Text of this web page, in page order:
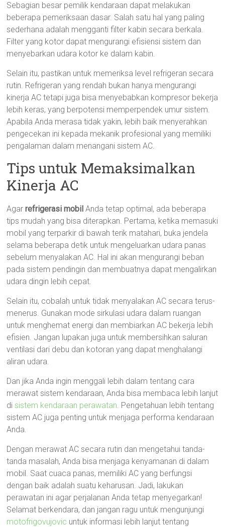
Sebagian besar pemilik kendaraan dapat melakukan
beberapa pemeriksaan dasar. Salah satu hal yang paling
sederhana adalah mengganti filter kabin secara berkala.
Filter yang kotor dapat mengurangi efisiensi sistem dan
menyebarkan udara kotor ke dalam kabin.
Selain itu, pastikan untuk memeriksa level refrigeran secara
rutin. Refrigeran yang rendah bukan hanya mengurangi
kinerja AC tetapi juga bisa menyebabkan kompresor bekerja
lebih keras, yang berpotensi memperpendek umur sistem.
Apabila Anda merasa tidak yakin, lebih baik menyerahkan
pengecekan ini kepada mekanik profesional yang memiliki
pengalaman dalam menangani sistem AC.
Tips untuk Memaksimalkan
Kinerja AC
Agarrefrigerasi mobil Anda tetap optimal, ada beberapa
tips mudah yang bisa diterapkan. Pertama, ketika memasuki
mobil yang terparkir di bawah terik matahari, buka jendela
selama beberapa detik untuk mengeluarkan udara panas
sebelum menyalakan AC. Hal ini akan mengurangi beban
pada sistem pendingin dan membuatnya dapat mengalirkan
udara dingin lebih cepat.
Selain itu, cobalah untuk tidak menyalakan AC secara terus-
menerus. Gunakan mode sirkulasi udara dalam ruangan
untuk menghemat energi dan membiarkan AC bekerja lebih
efisien. Jangan lupakan juga untuk membersihkan saluran
ventilasi dari debu dan kotoran yang dapat menghalangi
aliran udara.
Dan jika Anda ingin menggali lebih dalam tentang cara
merawat sistem kendaraan, Anda bisa membaca lebih lanjut
di sistem kendaraan perawatan. Pengetahuan lebih tentang
sistem AC juga penting untuk menjaga performa kendaraan
Anda.
Dengan merawat AC secara rutin dan mengetahui tanda-
tanda masalah, Anda bisa menjaga kenyamanan di dalam
mobil. Saat cuaca panas, memiliki AC yang berfungsi
dengan baik adalah suatu keharusan. Jadi, lakukan
perawatan ini agar perjalanan Anda tetap menyegarkan!
Selamat berkendara, dan jangan ragu untuk mengunjungi
motofrigovujovic untuk informasi lebih lanjut tentang